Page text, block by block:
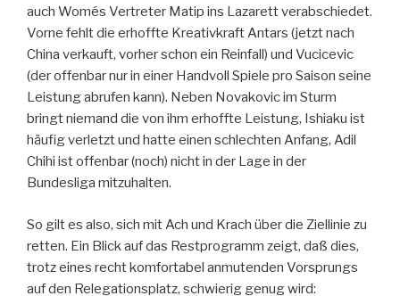
auch Womés Vertreter Matip ins Lazarett verabschiedet.
Vorne fehlt die erhoffte Kreativkraft Antars (jetzt nach
China verkauft, vorher schon ein Reinfall) und Vucicevic
(der offenbar nur in einer Handvoll Spiele pro Saison seine
Leistung abrufen kann). Neben Novakovic im Sturm
bringt niemand die von ihm erhoffte Leistung, Ishiaku ist
häufig verletzt und hatte einen schlechten Anfang, Adil
Chihi ist offenbar (noch) nicht in der Lage in der
Bundesliga mitzuhalten.
So gilt es also, sich mit Ach und Krach über die Ziellinie zu
retten. Ein Blick auf das Restprogramm zeigt, daß dies,
trotz eines recht komfortabel anmutenden Vorsprungs
auf den Relegationsplatz, schwierig genug wird: